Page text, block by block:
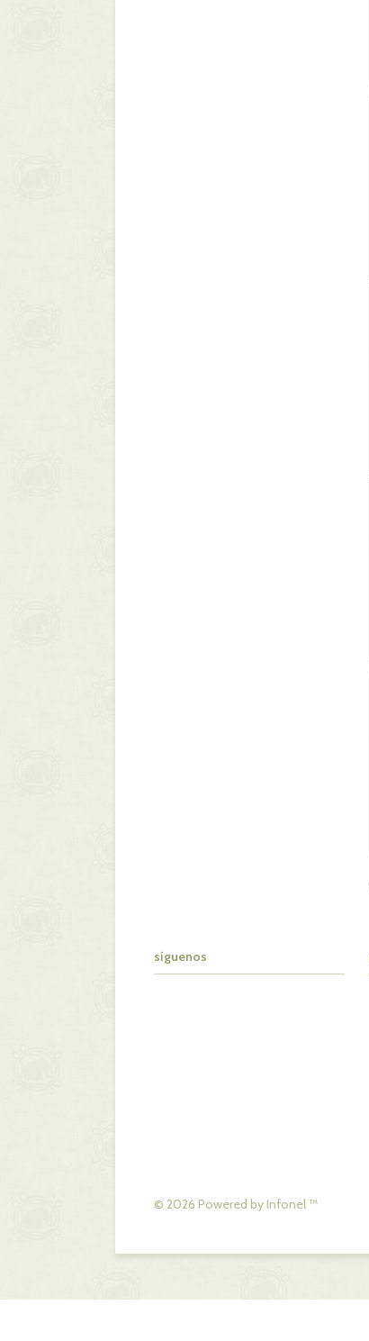
síguenos
© 2026 Powered byInfonel™